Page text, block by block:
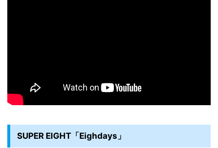
SUPER EIGHT「Eighdays」